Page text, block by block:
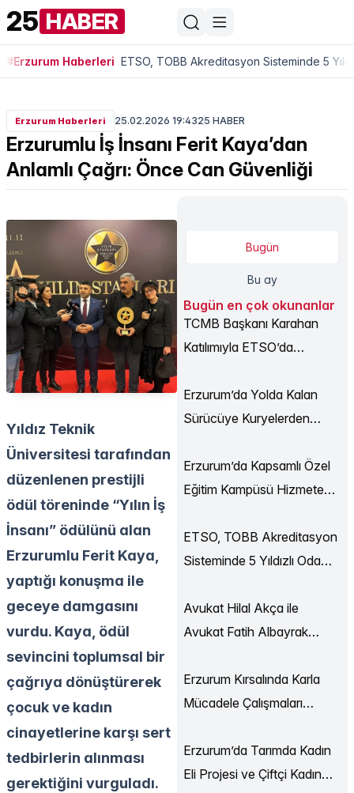
25 HABER
#Erzurum Haberleri ETSO, TOBB Akreditasyon Sisteminde 5
Erzurum Haberleri 25.02.2026 19:4325 HABER
Erzurumlu İş İnsanı Ferit Kaya’dan
Anlamlı Çağrı: Önce Can Güvenliği
Yıldız Teknik
Üniversitesi tarafından
düzenlenen prestijli
ödül töreninde “Yılın İş
İnsanı” ödülünü alan
Erzurumlu Ferit Kaya,
yaptığı konuşma ile
geceye damgasını
vurdu. Kaya, ödül
sevincini toplumsal bir
çağrıya dönüştürerek
çocuk ve kadın
cinayetlerine karşı sert
tedbirlerin alınması
gerektiğini vurguladı.
Bugün
Bu ay
Bugün en çok okunanlar
TCMB Başkanı Karahan
Katılımıyla ETSO’da
Düzenlendi
Erzurum’da Yolda Kalan
Sürücüye Kuryelerden
Erzurum’da Kapsamlı Özel
Eğitim Kampüsü Hizmete
ETSO, TOBB Akreditasyon
Sisteminde 5 Yıldızlı Oda
Avukat Hilal Akça ile
Avukat Fatih Albayrak
Erzurum Kırsalında Karla
Mücadele Çalışmaları
Erzurum’da Tarımda Kadın
Eli Projesi ve Çiftçi Kadın